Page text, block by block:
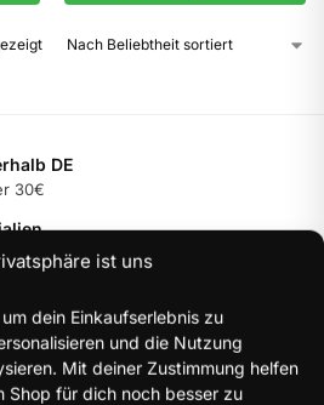
ist uns
dein Einkaufserlebnis zu
und die Nutzung
Mit deiner Zustimmung helfen
Shop für dich noch besser zu
DE
30€
Nutzung